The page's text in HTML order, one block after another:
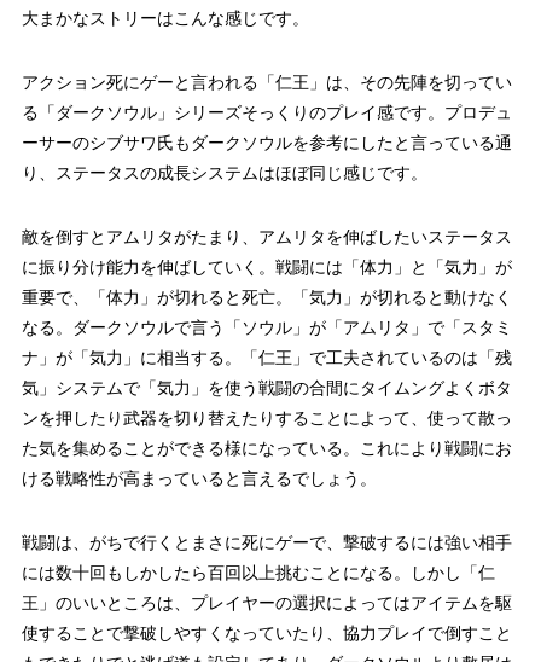
大まかなストリーはこんな感じです。
アクション死にゲーと言われる「仁王」は、その先陣を切ってい
る「ダークソウル」シリーズそっくりのプレイ感です。プロデュ
ーサーのシブサワ氏もダークソウルを参考にしたと言っている通
り、ステータスの成長システムはほぼ同じ感じです。
敵を倒すとアムリタがたまり、アムリタを伸ばしたいステータス
に振り分け能力を伸ばしていく。戦闘には「体力」と「気力」が
重要で、「体力」が切れると死亡。「気力」が切れると動けなく
なる。ダークソウルで言う「ソウル」が「アムリタ」で「スタミ
ナ」が「気力」に相当する。「仁王」で工夫されているのは「残
気」システムで「気力」を使う戦闘の合間にタイムングよくボタ
ンを押したり武器を切り替えたりすることによって、使って散っ
た気を集めることができる様になっている。これにより戦闘にお
ける戦略性が高まっていると言えるでしょう。
戦闘は、がちで行くとまさに死にゲーで、撃破するには強い相手
には数十回もしかしたら百回以上挑むことになる。しかし「仁
王」のいいところは、プレイヤーの選択によってはアイテムを駆
使することで撃破しやすくなっていたり、協力プレイで倒すこと